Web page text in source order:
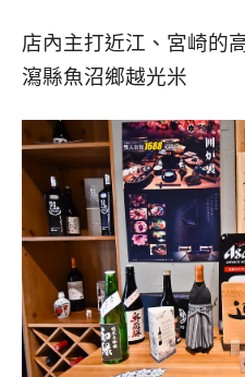
店內主打近江、宮崎的
瀉縣魚沼鄉越光米